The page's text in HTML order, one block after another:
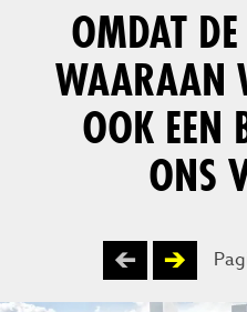
OMDAT
WAARAAN
OOK EEN
ONS